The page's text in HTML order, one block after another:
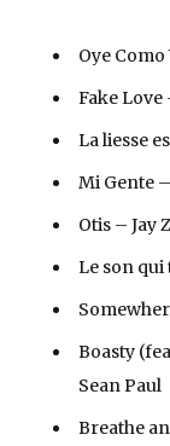
Oye
Fake Love
La liesse
Mi Gente
Otis – Jay
Le son qui
Boasty
Sean Paul
Breathe